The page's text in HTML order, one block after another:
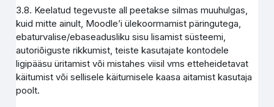
3.8. Keelatud tegevuste all peetakse silmas muuhulgas,
kuid mitte ainult, Moodle’i ülekoormamist päringutega,
ebaturvalise/ebaseadusliku sisu lisamist süsteemi,
autoriõiguste rikkumist, teiste kasutajate kontodele
ligipääsu üritamist või mistahes viisil vms etteheidetavat
käitumist või sellisele käitumisele kaasa aitamist kasutaja
poolt.